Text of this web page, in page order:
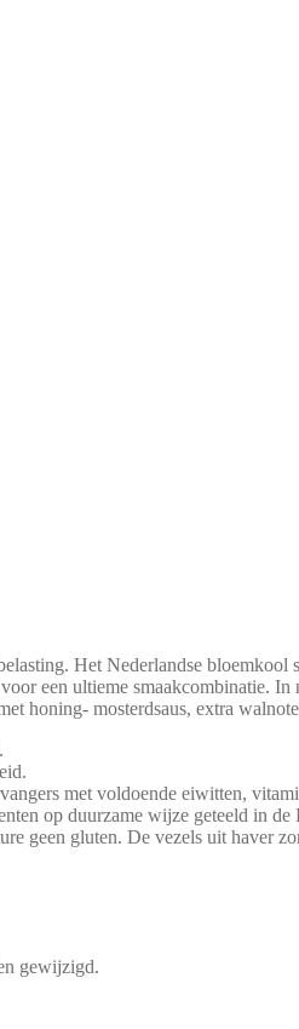
Het Nederlandse bloemkool
een ultieme smaakcombinatie.
honing- mosterdsaus, extra
met voldoende eiwitten,
op duurzame wijze geteeld in de
geen gluten. De vezels uit haver
gewijzigd.